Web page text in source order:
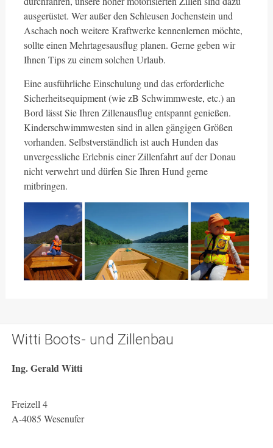
ausgerüstet. Wer außer den Schleusen Jochenstein und
Aschach noch weitere Kraftwerke kennenlernen möchte,
sollte einen Mehrtagesausflug planen. Gerne geben wir
Ihnen Tips zu einem solchen Urlaub.
Eine ausführliche Einschulung und das erforderliche
Sicherheitsequipment (wie zB Schwimmweste, etc.) an
Bord lässt Sie Ihren Zillenausflug entspannt genießen.
Kinderschwimmwesten sind in allen gängigen Größen
vorhanden. Selbstverständlich ist auch Hunden das
unvergessliche Erlebnis einer Zillenfahrt auf der Donau
nicht verwehrt und dürfen Sie Ihren Hund gerne
mitbringen.
Witti Boots- und Zillenbau
Ing. Gerald Witti
Freizell 4
A-4085 Wesenufer